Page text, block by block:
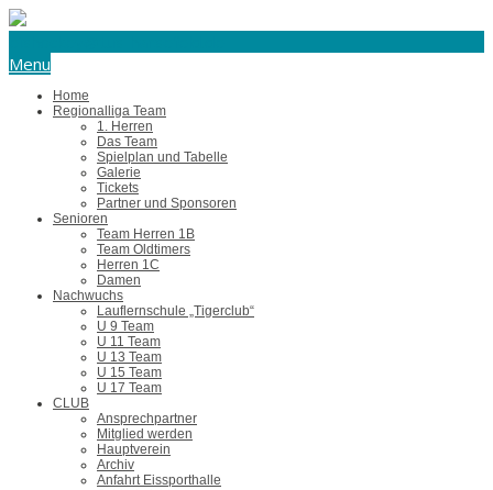
Menu
Home
Regionalliga Team
1. Herren
Das Team
Spielplan und Tabelle
Galerie
Tickets
Partner und Sponsoren
Senioren
Team Herren 1B
Team Oldtimers
Herren 1C
Damen
Nachwuchs
Lauflernschule „Tigerclub“
U 9 Team
U 11 Team
U 13 Team
U 15 Team
U 17 Team
CLUB
Ansprechpartner
Mitglied werden
Hauptverein
Archiv
Anfahrt Eissporthalle